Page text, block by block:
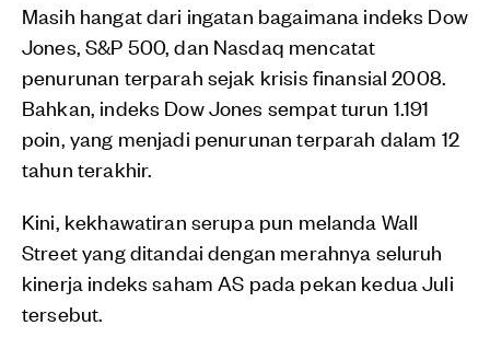
Masih hangat dari ingatan bagaimana indeks Dow
Jones, S&P 500, dan Nasdaq mencatat
penurunan terparah sejak krisis finansial 2008.
Bahkan, indeks Dow Jones sempat turun 1.191
poin, yang menjadi penurunan terparah dalam 12
tahun terakhir.
Kini, kekhawatiran serupa pun melanda Wall
Street yang ditandai dengan merahnya seluruh
kinerja indeks saham AS pada pekan kedua Juli
tersebut.